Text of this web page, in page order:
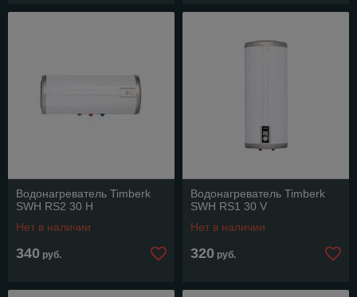
Водонагреватель Timberk
SWH RS2 30 H
Нет в наличии
340 руб.
Водонагреватель Timberk
SWH RS1 30 V
Нет в наличии
320 руб.